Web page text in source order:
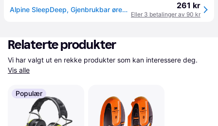
Alpine SleepDeep, Gjenbrukbar øreplugg, Sove, Normal, In-ear, Blå, Hvit, 27 dB 261 kr
Eller 3 betalinger av 90 kr
Relaterte produkter
Vis alle
Populær